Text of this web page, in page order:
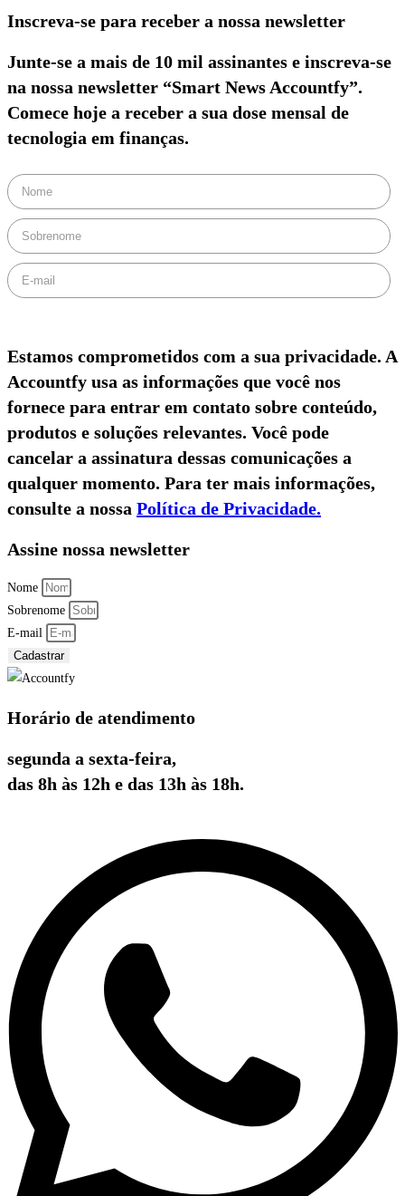
Inscreva-se para receber a nossa newsletter
Junte-se a mais de 10 mil assinantes e inscreva-se
na nossa newsletter “Smart News Accountfy”.
Comece hoje a receber a sua dose mensal de
tecnologia em finanças.
Estamos comprometidos com a sua privacidade. A
Accountfy usa as informações que você nos
fornece para entrar em contato sobre conteúdo,
produtos e soluções relevantes. Você pode
cancelar a assinatura dessas comunicações a
qualquer momento. Para ter mais informações,
consulte a nossa Política de Privacidade.
Assine nossa newsletter
Nome
Sobrenome
E-mail
Cadastrar
Horário de atendimento
segunda a sexta-feira,
das 8h às 12h e das 13h às 18h.